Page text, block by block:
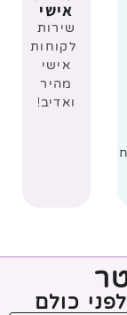
אישי
שירות
לקוחות
אישי
מהיר
ואדיב!
כולם